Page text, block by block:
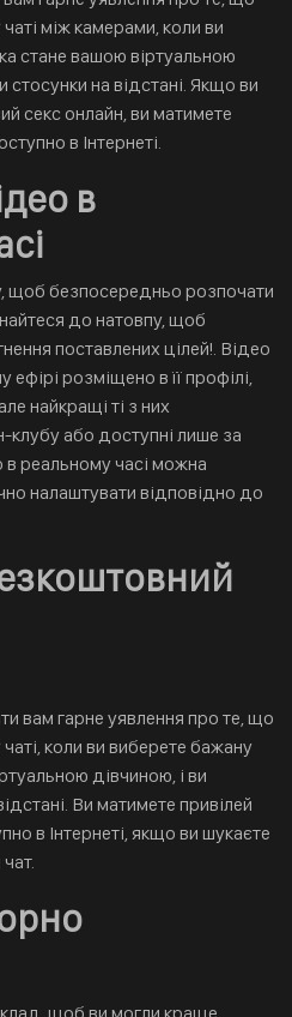
між камерами, коли ви
стане вашою віртуальною
на відстані. Якщо ви
секс онлайн, ви матимете
в Інтернеті.
в
щоб безпосередньо розпочати
до натовпу, щоб
поставлених цілей!. Відео
розміщено в її профілі,
найкращі ті з них
клубу або доступні лише за
в реальному часі можна
налаштувати відповідно до
вам гарне уявлення про те, що
коли ви виберете бажану
дівчиною, і ви
Ви матимете привілей
в Інтернеті, якщо ви шукаєте